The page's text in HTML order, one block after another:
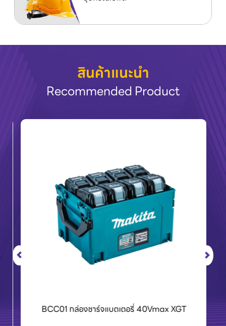
สินค้าแนะนำ
Recommended Product
BCC01 กล่องชาร์จแบตเตอรี่ 40Vmax XGT